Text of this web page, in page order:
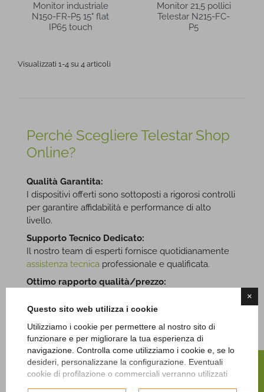
×
Questo sito web utilizza i cookie
Utilizziamo i cookie per permettere al nostro sito di
funzionare e per migliorare la tua esperienza di
navigazione. Controlla come utilizziamo i cookie e, se lo
desideri, personalizzane la configurazione. Eventuali
cookie di profilazione o commerciali verranno utilizzati
Monitor industriale
N150-FR-P5 15" flat
IP65 touch
Monitor 21,5 pollici
Telestar N215-FC-
P5
Visualizzati 1-4 su 4 articoli
Perché Scegliere Telestar Shop
Online?
Qualità Garantita:
I dispositivi offerti sono sottoposti a rigorosi controlli
per garantire affidabilità e performance di alto
livello.
Supporto Tecnico Dedicato:
Il nostro team di esperti fornisce quotidianamente
assistenza tecnica professionale e qualificata.
Ottimo rapporto qualità/prezzo:
valore ed efficienza a prezzi competitivi, offrendo un
Contattaci